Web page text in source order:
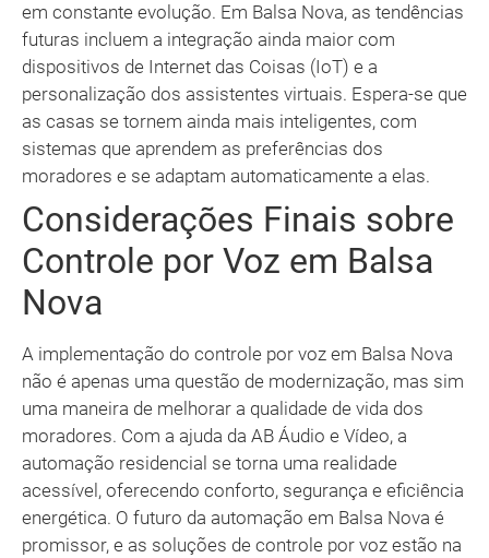
em constante evolução. Em Balsa Nova, as tendências
futuras incluem a integração ainda maior com
dispositivos de Internet das Coisas (IoT) e a
personalização dos assistentes virtuais. Espera-se que
as casas se tornem ainda mais inteligentes, com
sistemas que aprendem as preferências dos
moradores e se adaptam automaticamente a elas.
Considerações Finais sobre
Controle por Voz em Balsa
Nova
A implementação do controle por voz em Balsa Nova
não é apenas uma questão de modernização, mas sim
uma maneira de melhorar a qualidade de vida dos
moradores. Com a ajuda da AB Áudio e Vídeo, a
automação residencial se torna uma realidade
acessível, oferecendo conforto, segurança e eficiência
energética. O futuro da automação em Balsa Nova é
promissor, e as soluções de controle por voz estão na